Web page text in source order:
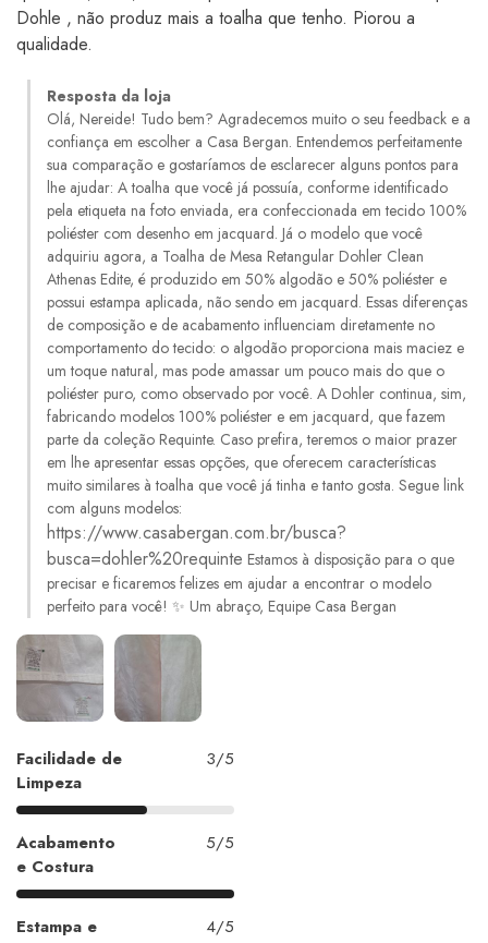
Dohle , não produz mais a toalha que tenho. Piorou a
qualidade.
Resposta da loja
Olá, Nereide! Tudo bem? Agradecemos muito o seu feedback e a
confiança em escolher a Casa Bergan. Entendemos perfeitamente
sua comparação e gostaríamos de esclarecer alguns pontos para
lhe ajudar: A toalha que você já possuía, conforme identificado
pela etiqueta na foto enviada, era confeccionada em tecido 100%
poliéster com desenho em jacquard. Já o modelo que você
adquiriu agora, a Toalha de Mesa Retangular Dohler Clean
Athenas Edite, é produzido em 50% algodão e 50% poliéster e
possui estampa aplicada, não sendo em jacquard. Essas diferenças
de composição e de acabamento influenciam diretamente no
comportamento do tecido: o algodão proporciona mais maciez e
um toque natural, mas pode amassar um pouco mais do que o
poliéster puro, como observado por você. A Dohler continua, sim,
fabricando modelos 100% poliéster e em jacquard, que fazem
parte da coleção Requinte. Caso prefira, teremos o maior prazer
em lhe apresentar essas opções, que oferecem características
muito similares à toalha que você já tinha e tanto gosta. Segue link
com alguns modelos:
https://www.casabergan.com.br/busca?
busca=dohler%20requinte Estamos à disposição para o que
precisar e ficaremos felizes em ajudar a encontrar o modelo
perfeito para você! ✨ Um abraço, Equipe Casa Bergan
Facilidade de
Limpeza
3/5
Acabamento
e Costura
5/5
Estampa e
4/5